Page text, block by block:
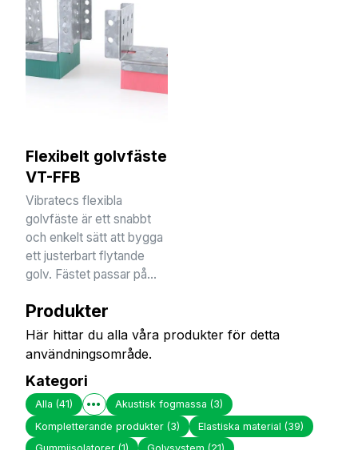
Flexibelt golvfäste
VT-FFB
Vibratecs flexibla
golvfäste är ett snabbt
och enkelt sätt att bygga
ett justerbart flytande
golv. Fästet passar på...
Produkter
Här hittar du alla våra produkter för detta
användningsområde.
Kategori
Alla (41) Akustisk fogmassa(3)
Kompletterande produkter (3) Elastiska material(39)